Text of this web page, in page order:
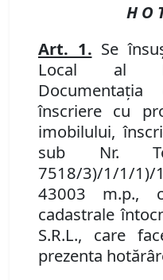
H O
Art. 1. Se
Local al
înscriere cu
imobilului,
sub Nr.
7518/3)/1/1/
43003 m.p.,
cadastrale
S.R.L., care
prezenta